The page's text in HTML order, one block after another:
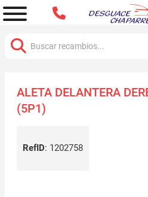
ALETA DELANTERA
(5P1)
RefID: 1202758